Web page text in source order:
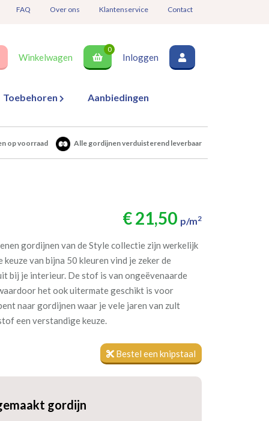
FAQ Over ons Klantenservice Contact
Winkelwagen
0
Inloggen
Toebehoren Aanbiedingen
op voorraad Alle gordijnen verduisterend leverbaar
€ 21,50 p/m2
gordijnen van de Style collectie zijn werkelijk
van bijna 50 kleuren vind je zeker de
bij je interieur. De stof is van ongeëvenaarde
het ook uitermate geschikt is voor
naar gordijnen waar je vele jaren van zult
een verstandige keuze.
Bestel een knipstaal
gordijn